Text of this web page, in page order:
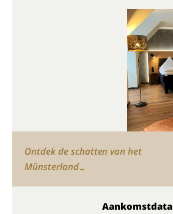
Ontdek de schatten van het
Münsterland…
Aankomstdata